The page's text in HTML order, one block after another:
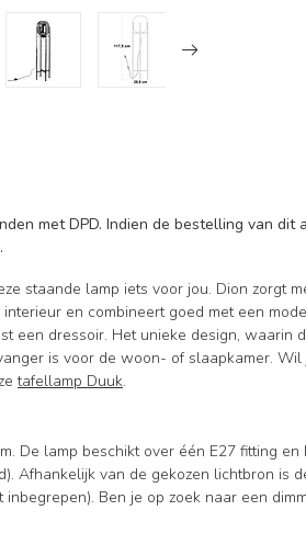
met DPD. Indien de bestelling van dit
staande lamp iets voor jou. Dion zorgt
en combineert goed met een
een dressoir. Het unieke design, waarin
is voor de woon- of slaapkamer. Wil
tafellamp Duuk.
De lamp beschikt over één E27 fitting en
Afhankelijk van de gekozen lichtbron is
Ben je op zoek naar een